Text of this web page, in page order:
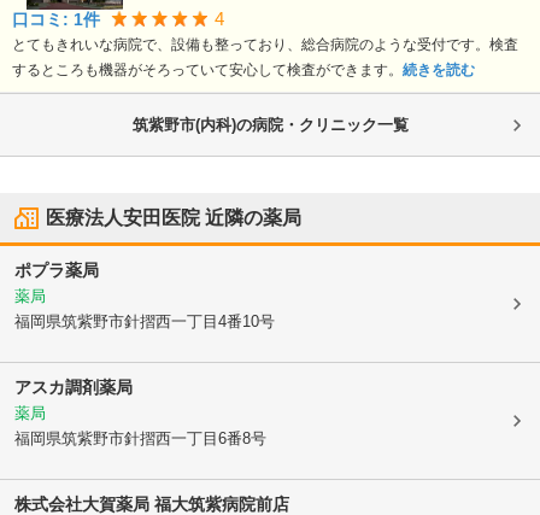
口コミ: 1件 4
とてもきれいな病院で、設備も整っており、総合病院のような受付です。検査
するところも機器がそろっていて安心して検査ができます。 続きを読む
筑紫野市(内科)の病院・クリニック一覧
医療法人安田医院近隣の薬局
ポプラ薬局
薬局
福岡県筑紫野市針摺西一丁目4番10号
アスカ調剤薬局
薬局
福岡県筑紫野市針摺西一丁目6番8号
株式会社大賀薬局 福大筑紫病院前店